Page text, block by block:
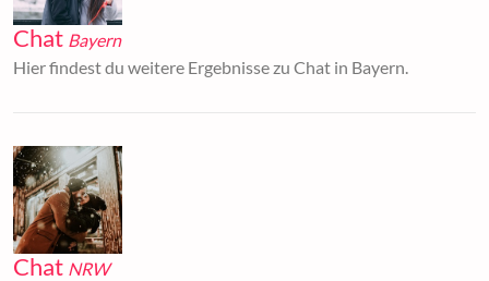
Chat Bayern
Hier findest du weitere Ergebnisse zu Chat in Bayern.
Chat NRW